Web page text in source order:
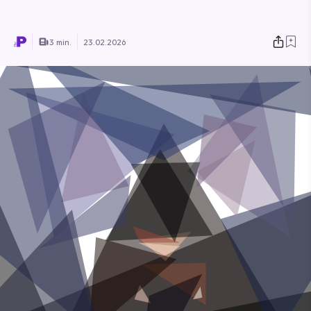
3 min. 23.02.2026